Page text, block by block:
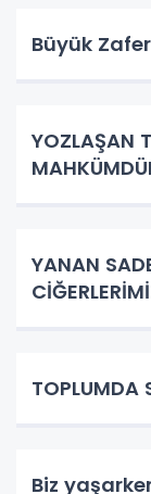
Büyük
YOZLAŞAN
YANAN
TOPLUMDA
Biz